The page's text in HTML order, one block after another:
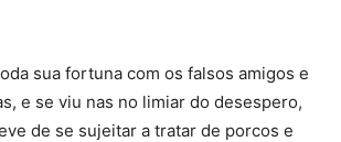
sua fortuna com os falsos amigos e
e se viu nas no limiar do desespero,
de se sujeitar a tratar de porcos e